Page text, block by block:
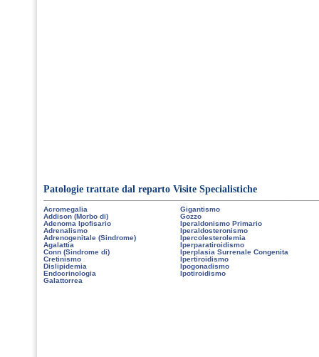
Patologie trattate dal reparto Visite Specialistiche
Acromegalia
Gigantismo
Addison (Morbo di)
Gozzo
Adenoma Ipofisario
Iperaldonismo Primario
Adrenalismo
Iperaldosteronismo
Adrenogenitale (Sindrome)
Ipercolesterolemia
Agalattia
Iperparatiroidismo
Conn (Sindrome di)
Iperplasia Surrenale Congenita
Cretinismo
Ipertiroidismo
Dislipidemia
Ipogonadismo
Endocrinologia
Ipotiroidismo
Galattorrea